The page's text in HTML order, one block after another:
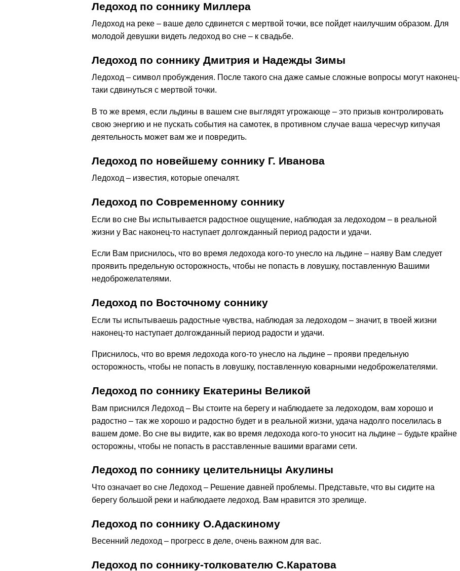
Ледоход по cоннику Миллера
Ледоход на реке – ваше дело сдвинется с мертвой точки, все пойдет наилучшим образом. Для
молодой девушки видеть ледоход во сне – к свадьбе.
Ледоход по соннику Дмитрия и Надежды Зимы
Ледоход – символ пробуждения. После такого сна даже самые сложные вопросы могут наконец-
таки сдвинуться с мертвой точки.
В то же время, если льдины в вашем сне выглядят угрожающе – это призыв контролировать
свою энергию и не пускать события на самотек, в противном случае ваша чересчур кипучая
деятельность может вам же и повредить.
Ледоход по новейшему соннику Г. Иванова
Ледоход – известия, которые опечалят.
Ледоход по Современному соннику
Если во сне Вы испытывается радостное ощущение, наблюдая за ледоходом – в реальной
жизни у Вас наконец-то наступает долгожданный период радости и удачи.
Если Вам приснилось, что во время ледохода кого-то унесло на льдине – наяву Вам следует
проявить предельную осторожность, чтобы не попасть в ловушку, поставленную Вашими
недоброжелателями.
Ледоход по Восточному соннику
Если ты испытываешь радостные чувства, наблюдая за ледоходом – значит, в твоей жизни
наконец-то наступает долгожданный период радости и удачи.
Приснилось, что во время ледохода кого-то унесло на льдине – прояви предельную
осторожность, чтобы не попасть в ловушку, поставленную коварными недоброжелателями.
Ледоход по соннику Екатерины Великой
Вам приснился Ледоход – Вы стоите на берегу и наблюдаете за ледоходом, вам хорошо и
радостно – так же хорошо и радостно будет и в реальной жизни, удача надолго поселилась в
вашем доме. Во сне вы видите, как во время ледохода кого-то уносит на льдине – будьте крайне
осторожны, чтобы не попасть в расставленные вашими врагами сети.
Ледоход по соннику целительницы Акулины
Что означает во сне Ледоход – Решение давней проблемы. Представьте, что вы сидите на
берегу большой реки и наблюдаете ледоход. Вам нравится это зрелище.
Ледоход по соннику О.Адаскиному
Весенний ледоход – прогресс в деле, очень важном для вас.
Ледоход по соннику-толкователю С.Каратова